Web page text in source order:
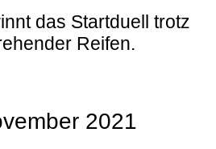
das Startduell trotz
Reifen.
2021